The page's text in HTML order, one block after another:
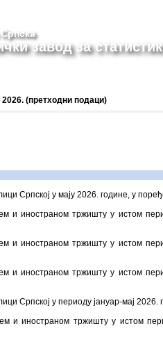
завод за
2026. (претходни подаци)
Српској у мају 2026. године, у
и иностраном тржишту у истом
и иностраном тржишту у истом
и иностраном тржишту у истом
Српској у периоду јануар-мај
и иностраном тржишту у истом